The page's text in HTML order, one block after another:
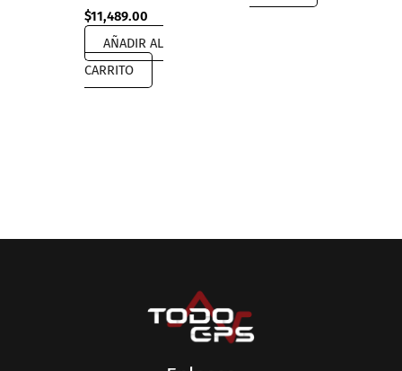
Original
price
was:
$23,999.00.
$11,489.00
price
is:
$11,489.00.
AÑADIR AL
CARRITO